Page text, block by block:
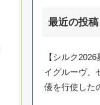
最近の投稿
【シルク
イグルーヴ、
優を行使した